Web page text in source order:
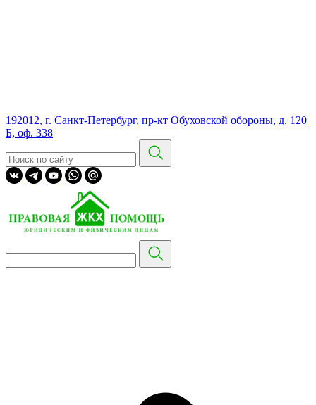
192012, г. Санкт-Петербург, пр-кт Обуховской обороны, д. 120
Б, оф. 338